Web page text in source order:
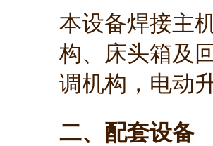
本设备焊接主
构、床头箱及
调机构，电动
二、配套设备